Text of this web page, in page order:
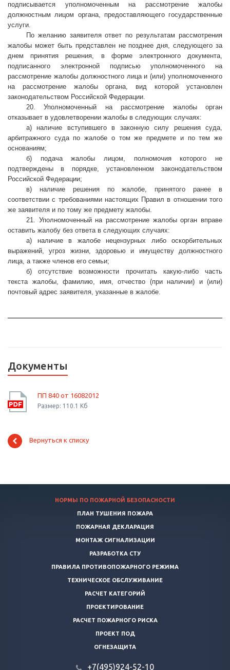
подписывается уполномоченным на рассмотрение жалобы
должностным лицом органа, предоставляющего государственные
услуги.
По желанию заявителя ответ по результатам рассмотрения
жалобы может быть представлен не позднее дня, следующего за
днем принятия решения, в форме электронного документа,
подписанного электронной подписью уполномоченного на
рассмотрение жалобы должностного лица и (или) уполномоченного
на рассмотрение жалобы органа, вид которой установлен
законодательством Российской Федерации.
20. Уполномоченный на рассмотрение жалобы орган
отказывает в удовлетворении жалобы в следующих случаях:
а) наличие вступившего в законную силу решения суда,
арбитражного суда по жалобе о том же предмете и по тем же
основаниям;
б) подача жалобы лицом, полномочия которого не
подтверждены в порядке, установленном законодательством
Российской Федерации;
в) наличие решения по жалобе, принятого ранее в
соответствии с требованиями настоящих Правил в отношении того
же заявителя и по тому же предмету жалобы.
21. Уполномоченный на рассмотрение жалобы орган вправе
оставить жалобу без ответа в следующих случаях:
а) наличие в жалобе нецензурных либо оскорбительных
выражений, угроз жизни, здоровью и имуществу должностного
лица, а также членов его семьи;
б) отсутствие возможности прочитать какую-либо часть
текста жалобы, фамилию, имя, отчество (при наличии) и (или)
почтовый адрес заявителя, указанные в жалобе.
Документы
ПП 840 от 16082012
Размер: 110.1 Кб
Вернуться к списку
НОРМЫ ПО ПОЖАРНОЙ БЕЗОПАСНОСТИ
ПЛАН ТУШЕНИЯ ПОЖАРА
ПОЖАРНАЯ ДЕКЛАРАЦИЯ
МОНТАЖ СИГНАЛИЗАЦИИ
РАЗРАБОТКА СТУ
ПРАВИЛА ПРОТИВОПОЖАРНОГО РЕЖИМА
ТЕХНИЧЕСКОЕ ОБСЛУЖИВАНИЕ
РАСЧЕТ КАТЕГОРИЙ
ПРОЕКТИРОВАНИЕ
РАСЧЕТ ПОЖАРНОГО РИСКА
ПРОЕКТ ПОД
ОГНЕЗАЩИТА
+7(495)924-52-10